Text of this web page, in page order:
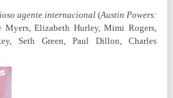
agente internacional(Austin Powers:
Elizabeth Hurley, Mimi Rogers,
Seth Green, Paul Dillon, Charles